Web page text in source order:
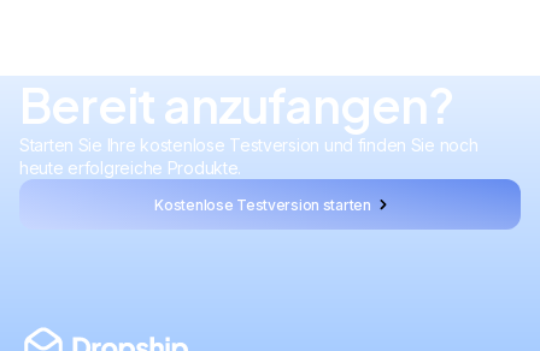
Bereit anzufangen?
Starten Sie Ihre kostenlose Testversion und finden Sie noch
heute erfolgreiche Produkte.
Kostenlose Testversion starten